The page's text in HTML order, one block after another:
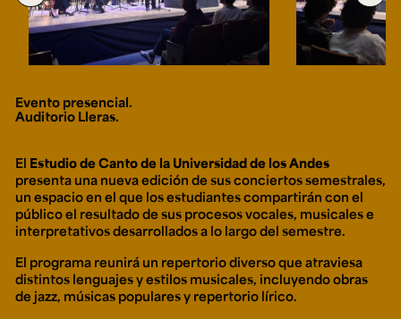
Reconocimiento como universidad: Decreto 1297 del 30
de mayo de 1964. Reconocimiento de personería jurídica:
Resolución 28 del 23 de febrero de 1949, Minjusticia.
Acreditación institucional de alta calidad, 10 años:
Resolución 000194 del 16 de enero del 2025.
Ext. 2626
Posgrados
Ext. 4925
Educación
Ext. 4795
Evento presencial.
Auditorio Lleras.
El Estudio de Canto de la Universidad de los Andes
presenta una nueva edición de sus conciertos semestrales,
un espacio en el que los estudiantes compartirán con el
público el resultado de sus procesos vocales, musicales e
interpretativos desarrollados a lo largo del semestre.
El programa reunirá un repertorio diverso que atraviesa
distintos lenguajes y estilos musicales, incluyendo obras
de jazz, músicas populares y repertorio lírico.